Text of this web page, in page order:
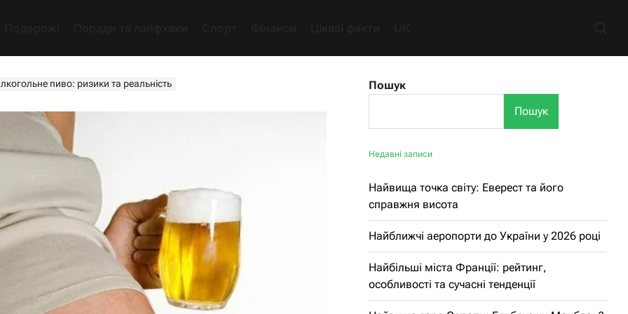
пиво: ризики та реальність
Пошук
Пошук
Недавні записи
Найвища точка світу: Еверест та його
справжня висота
Найближчі аеропорти до України у 2026 році
Найбільші міста Франції: рейтинг,
особливості та сучасні тенденції